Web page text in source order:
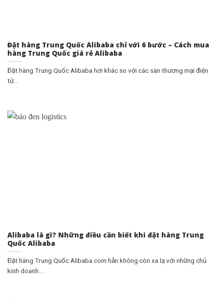
Đặt hàng Trung Quốc Alibaba chỉ với 6 bước – Cách mua
hàng Trung Quốc giá rẻ Alibaba
Đặt hàng Trung Quốc Alibaba hơi khác so với các sàn thương mại điện
tử...
Alibaba là gì? Những điều cần biết khi đặt hàng Trung
Quốc Alibaba
Đặt hàng Trung Quốc Alibaba.com hẳn không còn xa lạ với những chủ
kinh doanh....